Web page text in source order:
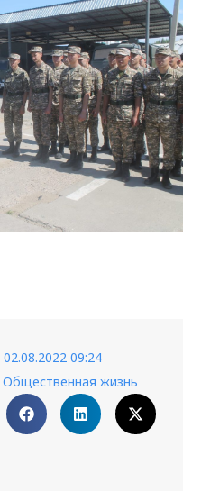
02.08.2022 09:24
Общественная жизнь